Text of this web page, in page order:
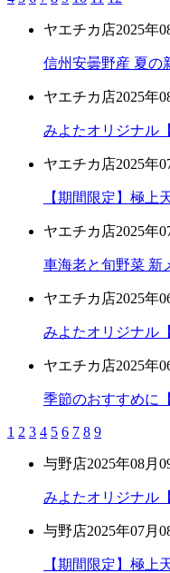
ヤエチカ店2025年
信州安曇野産 夏の
ヤエチカ店2025年
みよたオリジナル
ヤエチカ店2025年
【期間限定】極上
ヤエチカ店2025年
車海老と旬野菜 新
ヤエチカ店2025年
みよたオリジナル
ヤエチカ店2025年
季節のおすすめに
1 2 3 4 5 6 7 8 9
与野店2025年08月
みよたオリジナル
与野店2025年07月
【期間限定】極上